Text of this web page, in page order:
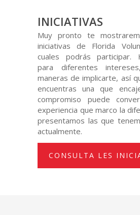
INICIATIVAS
Muy pronto te
iniciativas de Florida
cuales podrás participar.
para diferentes
maneras de implicarte, así
encuentras una que
compromiso puede
experiencia que marco la
presentamos las que
actualmente.
CONSULTA LES